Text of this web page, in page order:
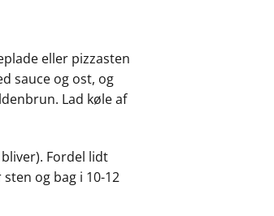
eller pizzasten
sauce og ost, og
Lad køle af
Fordel lidt
og bag i 10-12